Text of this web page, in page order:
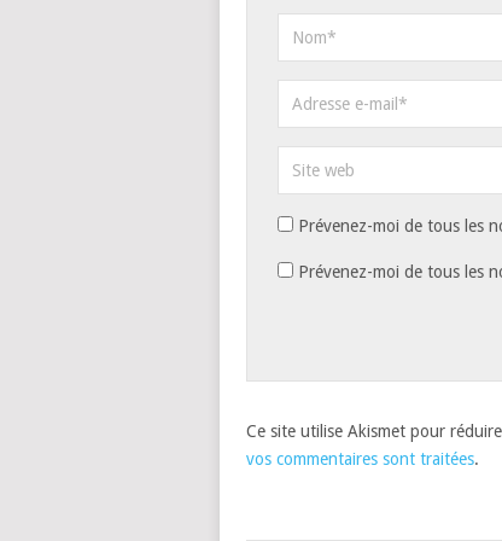
Prévenez-moi de tous les
Prévenez-moi de tous les
Ce site utilise Akismet pour
vos commentaires sont traitées.